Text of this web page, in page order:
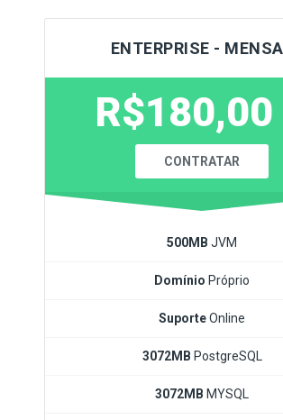
ENTERPRISE -
R$180,00
CONTRATAR
500MB JVM
Domínio Próprio
SuporteOnline
3072MB PostgreSQL
3072MB MYSQL